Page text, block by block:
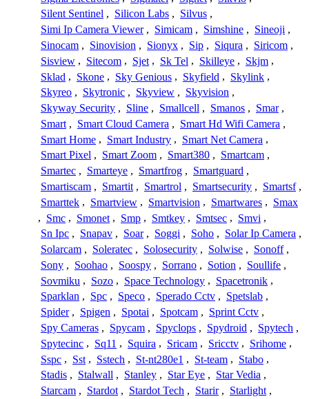
Silent Sentinel , Silicon Labs , Silvus ,
Simi Ip Camera Viewer , Simicam , Simshine , Sineoji ,
Sinocam , Sinovision , Sionyx , Sip , Siqura , Siricom ,
Sisview , Sitecom , Sjet , Sk Tel , Skilleye , Skjm ,
Sklad , Skone , Sky Genious , Skyfield , Skylink ,
Skyreo , Skytronic , Skyview , Skyvision ,
Skyway Security , Sline , Smallcell , Smanos , Smar ,
Smart , Smart Cloud Camera , Smart Hd Wifi Camera ,
Smart Home , Smart Industry , Smart Net Camera ,
Smart Pixel , Smart Zoom , Smart380 , Smartcam ,
Smartec , Smarteye , Smartfrog , Smartguard ,
Smartiscam , Smartit , Smartrol , Smartsecurity , Smartsf ,
Smarttek , Smartview , Smartvision , Smartwares , Smax
, Smc , Smonet , Smp , Smtkey , Smtsec , Smvi ,
Sn Ipc , Snapav , Soar , Soggi , Soho , Solar Ip Camera ,
Solarcam , Soleratec , Solosecurity , Solwise , Sonoff ,
Sony , Soohao , Soospy , Sorrano , Sotion , Soullife ,
Sovmiku , Sozo , Space Technology , Spacetronik ,
Sparklan , Spc , Speco , Sperado Cctv , Spetslab ,
Spider , Spigen , Spotai , Spotcam , Sprint Cctv ,
Spy Cameras , Spycam , Spyclops , Spydroid , Spytech ,
Spytecinc , Sq11 , Squira , Sricam , Sricctv , Srihome ,
Sspc , Sst , Sstech , St-nt280e1 , St-team , Stabo ,
Stadis , Stalwall , Stanley , Star Eye , Star Vedia ,
Starcam , Stardot , Stardot Tech , Starir , Starlight ,